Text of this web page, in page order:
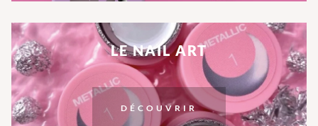
LE NAIL ART
DÉCOUVRIR